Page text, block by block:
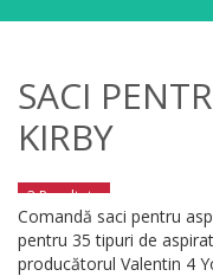
SACI
KIRBY
3 Rezultate
Comandă saci pentru
pentru 35 tipuri de
producătorul Valentin 4